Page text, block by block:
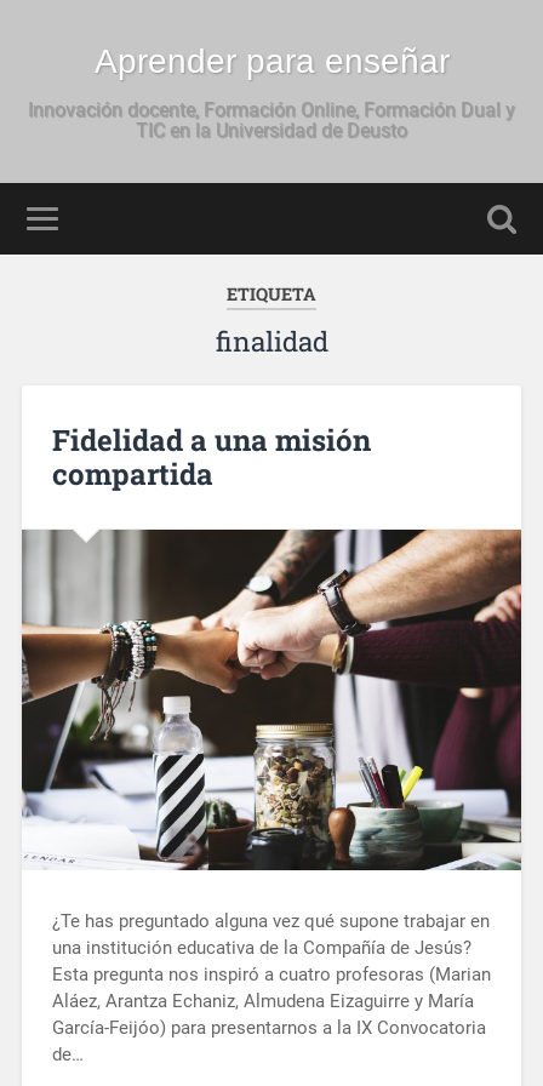
Aprender para enseñar
Innovación docente, Formación Online, Formación Dual y
TIC en la Universidad de Deusto
ETIQUETA
finalidad
Fidelidad a una misión
compartida
¿Te has preguntado alguna vez qué supone trabajar en
una institución educativa de la Compañía de Jesús?
Esta pregunta nos inspiró a cuatro profesoras (Marian
Aláez, Arantza Echaniz, Almudena Eizaguirre y María
García-Feijóo) para presentarnos a la IX Convocatoria
de…